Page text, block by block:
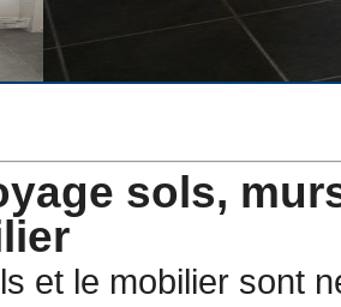
sols,
et le mobilier sont